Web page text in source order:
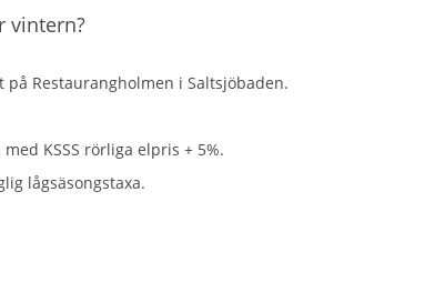
vintern?
Restaurangholmen i Saltsjöbaden.
KSSS rörliga elpris + 5%.
lågsäsongstaxa.